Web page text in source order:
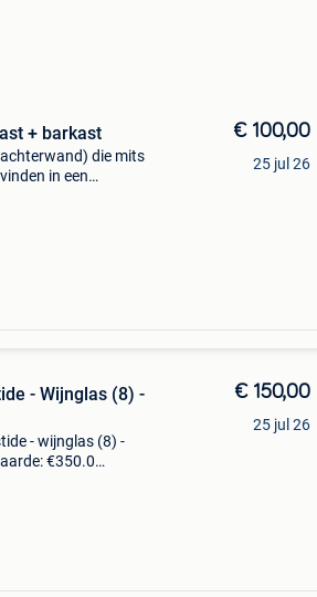
+ barkast
die mits
in een
€ 100,00
25 jul 26
- Wijnglas (8) -
- wijnglas (8) -
€350.0
€ 150,00
25 jul 26